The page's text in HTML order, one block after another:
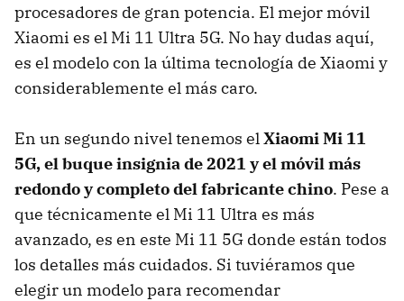
procesadores de gran potencia. El mejor móvil
Xiaomi es el Mi 11 Ultra 5G. No hay dudas aquí,
es el modelo con la última tecnología de Xiaomi y
considerablemente el más caro.
En un segundo nivel tenemos elXiaomi Mi 11
5G, el buque insignia de 2021 y el móvil más
redondo y completo del fabricante chino. Pese a
que técnicamente el Mi 11 Ultra es más
avanzado, es en este Mi 11 5G donde están todos
los detalles más cuidados. Si tuviéramos que
elegir un modelo para recomendar